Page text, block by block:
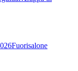
Fuorisalone